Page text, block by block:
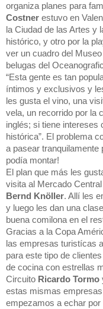
organiza planes para
Costner estuvo en
la Ciudad de las Artes y
histórico, y otro por la
ver un cuadro del
belugas del
“Esta gente es tan
íntimos y exclusivos y
les gusta el vino, una
vela, un recorrido por la
inglés; si tiene intereses
histórica”. El problema
a pasear tranquilamente
podía montar!
El plan que más les
Bernd Knöller. Allí les
y luego les dan una
buena comilona en el
Gracias a la Copa
las empresas turistícas
para este tipo de
de cocina con estrellas
Circuito Ricardo Tormo
estas mismas
empezamos a echar